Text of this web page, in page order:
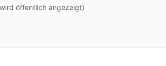
öffentlich angezeigt)